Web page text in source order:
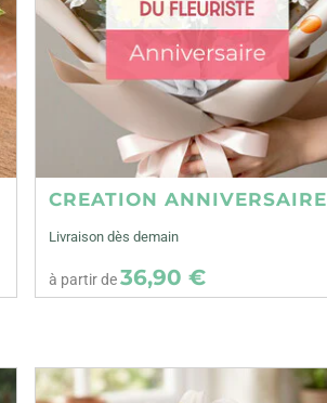
CREATION ANNIVERSAIRE
Livraison dès demain
à partir de36,90 €